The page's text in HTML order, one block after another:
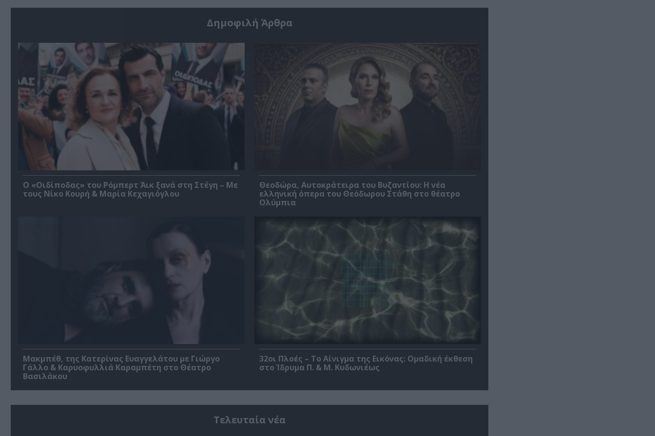
Δημοφιλή Άρθρα
O «Οιδίποδας» του Ρόμπερτ Άικ ξανά στη Στέγη – Με
τους Νίκο Κουρή & Μαρία Κεχαγιόγλου
Θεοδώρα, Αυτοκράτειρα του Βυζαντίου: Η νέα
ελληνική όπερα του Θεόδωρου Στάθη στο θέατρο
Ολύμπια
Μακμπέθ, της Κατερίνας Ευαγγελάτου με Γιώργο
Γάλλο & Καρυοφυλλιά Καραμπέτη στο Θέατρο
Βασιλάκου
32οι Πλοές – Το Αίνιγμα της Εικόνας: Ομαδική έκθεση
στο Ίδρυμα Π. & Μ. Κυδωνιέως
Τελευταία νέα